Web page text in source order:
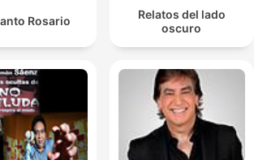
Rosario
Relatos del lado
oscuro